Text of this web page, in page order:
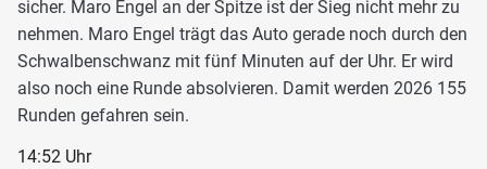
sicher. Maro Engel an der Spitze ist der Sieg nicht mehr zu
nehmen. Maro Engel trägt das Auto gerade noch durch den
Schwalbenschwanz mit fünf Minuten auf der Uhr. Er wird
also noch eine Runde absolvieren. Damit werden 2026 155
Runden gefahren sein.
14:52 Uhr